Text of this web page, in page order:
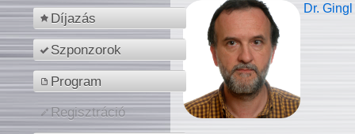
Díjazás
Szponzorok
Program
Regisztráció
Dr.